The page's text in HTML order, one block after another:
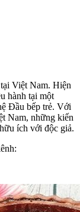
Việt Nam. Hiện
hành tại một
Đầu bếp trẻ. Với
Nam, những kiến
ích với độc giả.